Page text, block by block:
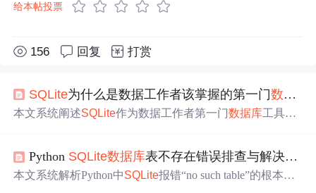
给本帖投票
156 回复 打赏
SQLite为什么是数据工作者该掌握的第一门数据库
本文系统阐述SQLite作为数据工作者第一门数据库工具的
与手动建表、数据导出更新、真实Twitter关系图谱构建，
到Python/R集成及SQLite→PostgreSQL迁移路径。强调其
Python SQLite数据库表不存在错误排查与解决方案
本文系统解析Python中SQLite报错“no such table”的根本原